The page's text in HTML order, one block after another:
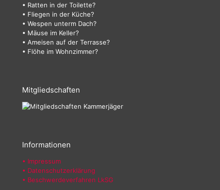
• Ratten in der Toilette?
• Fliegen in der Küche?
• Wespen unterm Dach?
• Mäuse im Keller?
• Ameisen auf der Terrasse?
• Flöhe im Wohnzimmer?
Mitgliedschaften
Informationen
• Impressum
• Datenschutzerklärung
• Beschwerdeverfahren LkSG